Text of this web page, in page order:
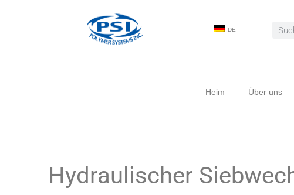
DE
Heim Über uns
Hydraulischer